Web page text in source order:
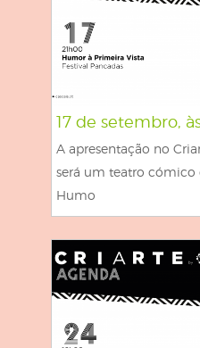
17 de setembro,
A apresentação no
será um teatro cómico
Humo